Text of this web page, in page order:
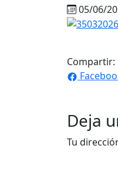
05/06/
Compartir:
Deja
Tu